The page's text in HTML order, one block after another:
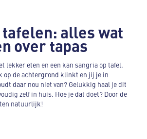
alles wat
over tapas
lekker eten en een kan sangria op tafel.
op de achtergrond klinkt en jij je in
daar nou niet van? Gelukkig haal je dit
zelf in huis. Hoe je dat doet? Door de
natuurlijk!